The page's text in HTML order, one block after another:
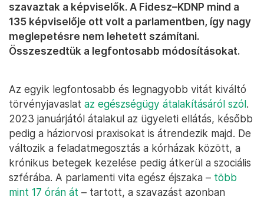
szavaztak a képviselők. A Fidesz–KDNP mind a
135 képviselője ott volt a parlamentben, így nagy
meglepetésre nem lehetett számítani.
Összeszedtük a legfontosabb módosításokat.
Az egyik legfontosabb és legnagyobb vitát kiváltó
törvényjavaslat az egészségügy átalakításáról szól.
2023 januárjától átalakul az ügyeleti ellátás, később
pedig a háziorvosi praxisokat is átrendezik majd. De
változik a feladatmegosztás a kórházak között, a
krónikus betegek kezelése pedig átkerül a szociális
szférába. A parlamenti vita egész éjszaka – több
mint 17 órán át – tartott, a szavazást azonban